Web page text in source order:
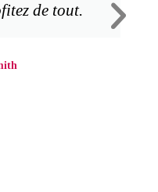
de tout.